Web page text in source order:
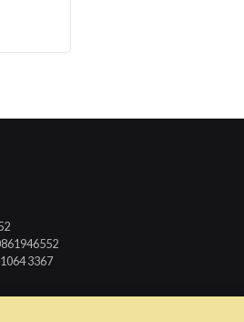
3367